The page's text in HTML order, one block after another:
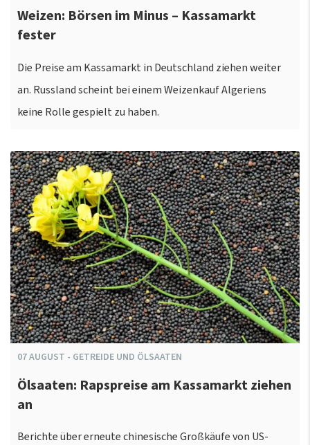
Weizen: Börsen im Minus – Kassamarkt
fester
Die Preise am Kassamarkt in Deutschland ziehen weiter
an. Russland scheint bei einem Weizenkauf Algeriens
keine Rolle gespielt zu haben.
07AUGUST - GETREIDE UND ÖLSAATEN
Ölsaaten: Rapspreise am Kassamarkt ziehen
an
Berichte über erneute chinesische Großkäufe von US-